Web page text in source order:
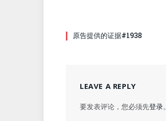
原告提供的证据#1938
LEAVE A REPLY
要发表评论，您必须先登录。